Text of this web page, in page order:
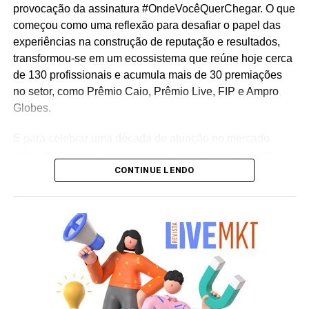
provocação da assinatura #OndeVocêQuerChegar. O que
começou como uma reflexão para desafiar o papel das
experiências na construção de reputação e resultados,
transformou-se em um ecossistema que reúne hoje cerca
de 130 profissionais e acumula mais de 30 premiações
no setor, como Prêmio Caio, Prêmio Live, FIP e Ampro
Globes.
do live marketing e da comunicação corporativa, a
iniciativa reflete a premissa de que cada projeto, mesmo
após uma década de consolidação no mercado,
permanece sendo uma oportunidade única para
desenhar o futuro e criar conexões memoráveis entre
marcas e pessoas.
CONTINUE LENDO